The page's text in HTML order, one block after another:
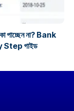
পাচ্ছেন না? Bank
গাইড